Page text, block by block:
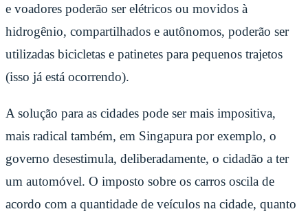
e voadores poderão ser elétricos ou movidos à
hidrogênio, compartilhados e autônomos, poderão ser
utilizadas bicicletas e patinetes para pequenos trajetos
(isso já está ocorrendo).
A solução para as cidades pode ser mais impositiva,
mais radical também, em Singapura por exemplo, o
governo desestimula, deliberadamente, o cidadão a ter
um automóvel. O imposto sobre os carros oscila de
acordo com a quantidade de veículos na cidade, quanto